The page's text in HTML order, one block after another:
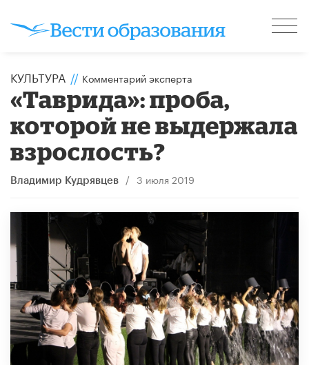
КУЛЬТУРА // Комментарий эксперта
«Таврида»: проба,
которой не выдержала
взрослость?
Владимир Кудрявцев / 3 июля 2019